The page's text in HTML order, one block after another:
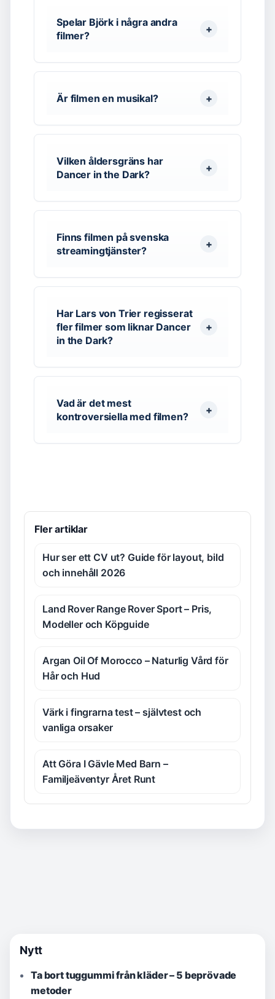
Spelar Björk i några andra
filmer?
Är filmen en musikal?
Vilken åldersgräns har
Dancer in the Dark?
Finns filmen på svenska
streamingtjänster?
Har Lars von Trier regisserat
fler filmer som liknar Dancer
in the Dark?
Vad är det mest
kontroversiella med filmen?
Fler artiklar
Hur ser ett CV ut? Guide för layout, bild
och innehåll 2026
Land Rover Range Rover Sport – Pris,
Modeller och Köpguide
Argan Oil Of Morocco – Naturlig Vård för
Hår och Hud
Värk i fingrarna test – självtest och
vanliga orsaker
Att Göra I Gävle Med Barn –
Familjeäventyr Året Runt
Nytt
Ta bort tuggummi från kläder – 5 beprövade
metoder